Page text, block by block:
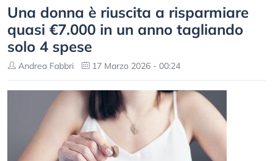
Una donna è riuscita a risparmiare
quasi €7.000 in un anno tagliando
solo 4 spese
Andrea Fabbri 17 Marzo 2026 - 00:24